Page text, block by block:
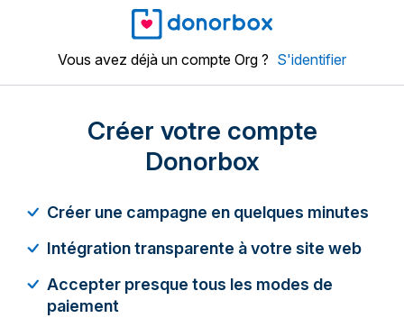
Vous avez déjà un compte Org ? S'identifier
Créer votre compte
Donorbox
Créer une campagne en quelques minutes
Intégration transparente à votre site web
Accepter presque tous les modes de
paiement